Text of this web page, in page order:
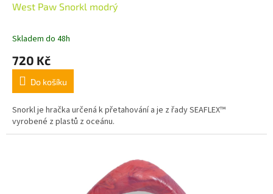
West Paw Snorkl modrý
Skladem do 48h
720 Kč
Do košíku
Snorkl je hračka určená k přetahování a je z řady SEAFLEX™
vyrobené z plastů z oceánu.